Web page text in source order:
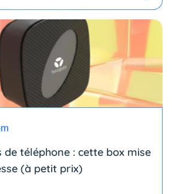
de téléphone : cette box mise
(à petit prix)